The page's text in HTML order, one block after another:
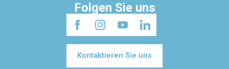
Folgen Sie uns
Kontaktieren Sie uns